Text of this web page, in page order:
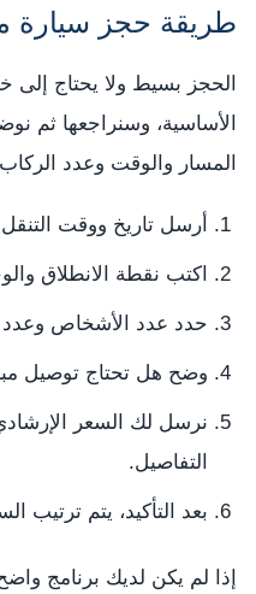
طريقة حجز سيارة
الحجز بسيط ولا يحتاج إلى
الأساسية، وسنراجعها ثم
المسار والوقت وعدد
أرسل تاريخ ووقت
اكتب نقطة الانطلاق
حدد عدد الأشخاص وعدد
وضح هل تحتاج توصيل
نرسل لك السعر
التفاصيل.
بعد التأكيد، يتم ترتيب
إذا لم يكن لديك برنامج